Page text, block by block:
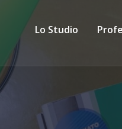
Lo Studio